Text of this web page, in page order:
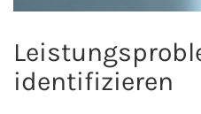
identifizieren